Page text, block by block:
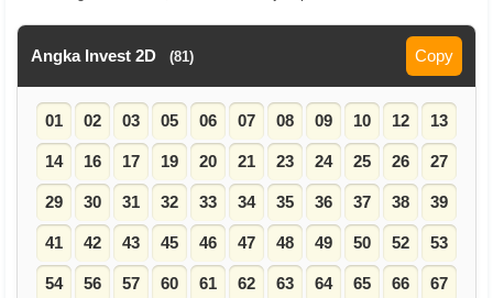
Angka Invest 2D (81) Copy
01 02 03 05 06 07 08 09 10 12 13
14 16 17 19 20 21 23 24 25 26 27
29 30 31 32 33 34 35 36 37 38 39
41 42 43 45 46 47 48 49 50 52 53
54 56 57 60 61 62 63 64 65 66 67